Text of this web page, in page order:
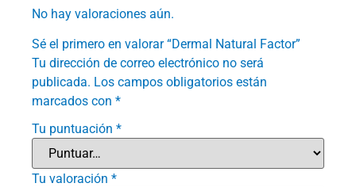
No hay valoraciones aún.
Sé el primero en valorar “Dermal Natural Factor”
Tu dirección de correo electrónico no será
publicada. Los campos obligatorios están
marcados con *
Tu puntuación *
Tu valoración *